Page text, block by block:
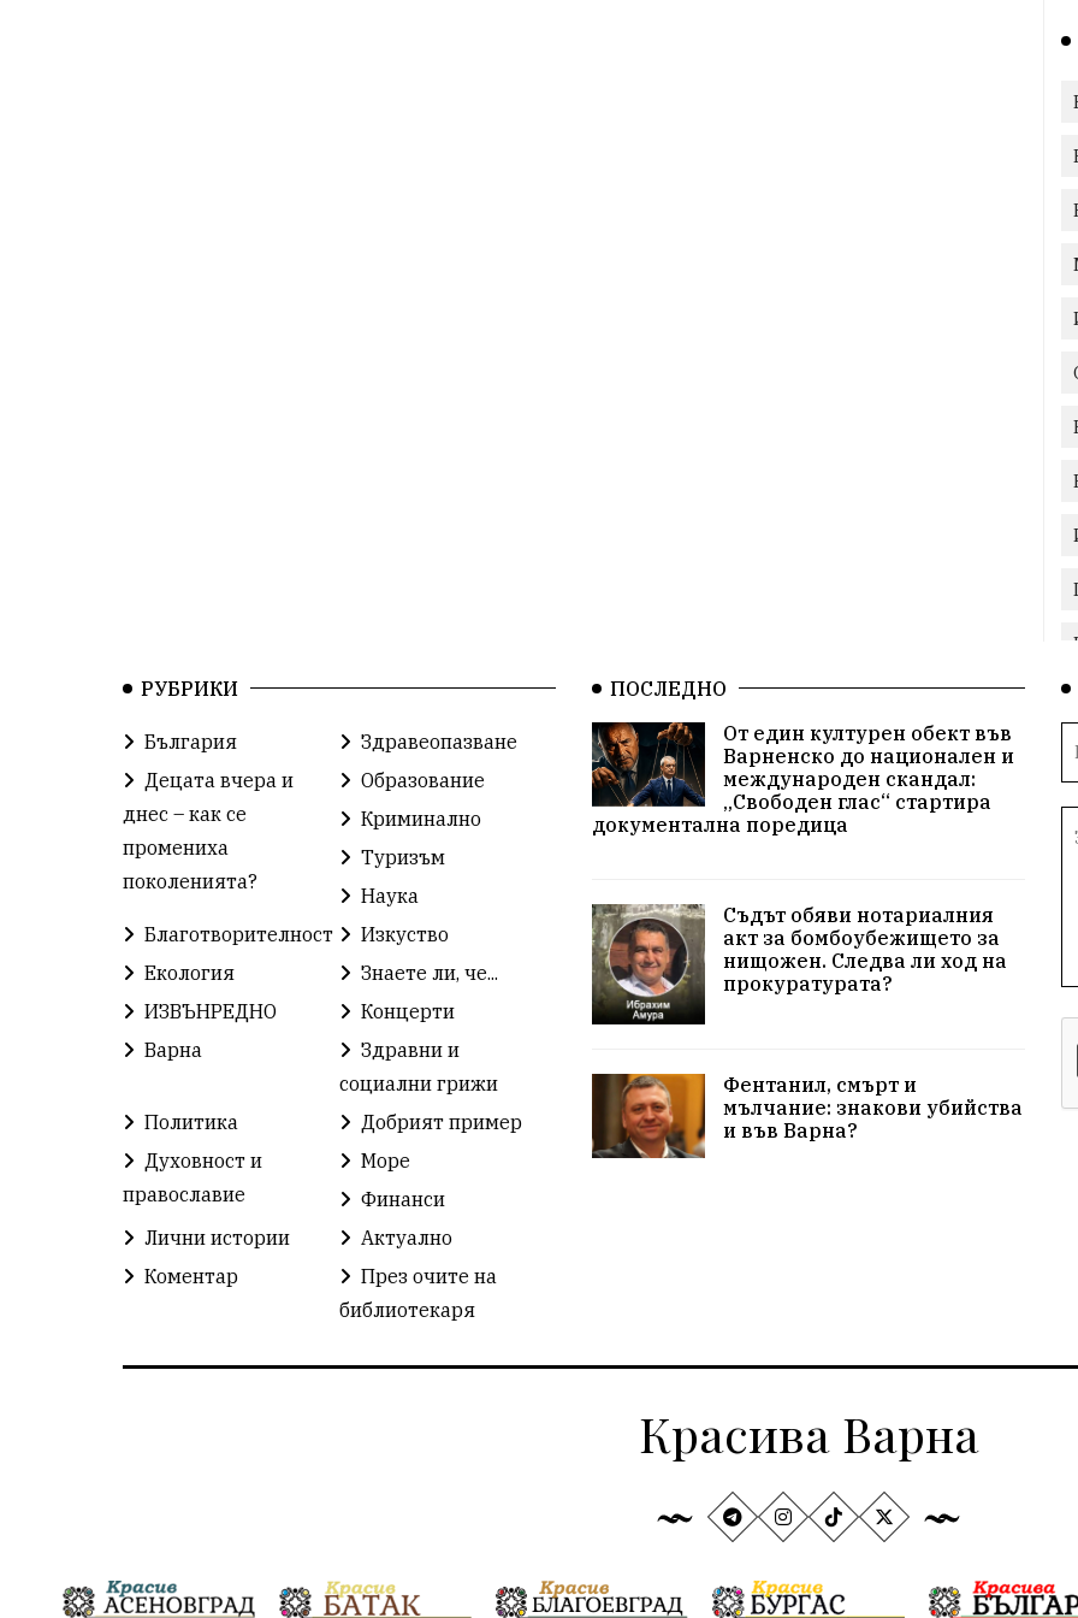
РУБРИКИ
България
Здравеопазване
Децата вчера и
днес – как се
промениха
поколенията?
Образование
Криминално
Туризъм
Наука
Благотворителност
Изкуство
Екология
Знаете ли, че...
ИЗВЪНРЕДНО
Концерти
Варна
Здравни и
социални грижи
Политика
Добрият пример
Духовност и
православие
Море
Финанси
Лични истории
Актуално
Коментар
През очите на
библиотекаря
ПОСЛЕДНО
От един културен обект във
Варненско до национален и
международен скандал:
„Свободен глас“ стартира
документална поредица
Съдът обяви нотариалния
акт за бомбоубежището за
нищожен. Следва ли ход на
прокуратурата?
Фентанил, смърт и
мълчание: знакови убийства
и във Варна?
Красива Варна